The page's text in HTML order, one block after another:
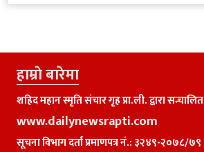
हाम्राे बारेमा
शहिद महान स्मृति संचार गृह प्रा.ली. द्वारा सन्चालित
www.dailynewsrapti.com
सूचना विभाग दर्ता प्रमाणपत्र नं.: ३२४९-२०७८/७९